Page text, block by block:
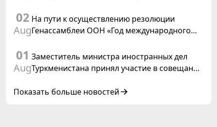
02
Aug
На пути к осуществлению резолюции
Генассамблеи ООН «Год международного
Туркменистаном
01
Aug
Заместитель министра иностранных дел
Туркменистана принял участие в совещании
сотрудничества «Центральная Азия –
Показать больше новостей